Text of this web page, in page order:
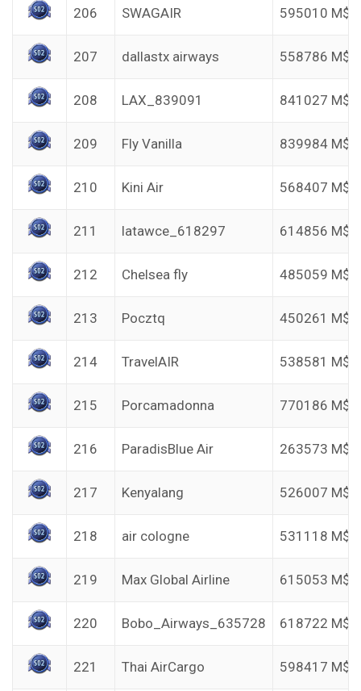
206 SWAGAIR 595010 M$
207 dallastx airways 558786 M$
208 LAX_839091 841027 M$
209 Fly Vanilla 839984 M$
210 Kini Air 568407 M$
211 latawce_618297 614856 M$
212 Chelsea fly 485059 M$
213 Pocztq 450261 M$
214 TravelAIR 538581 M$
215 Porcamadonna 770186 M$
216 ParadisBlue Air 263573 M$
217 Kenyalang 526007 M$
218 air cologne 531118 M$
219 Max Global Airline 615053 M$
220 Bobo_Airways_635728 618722 M$
221 Thai AirCargo 598417 M$